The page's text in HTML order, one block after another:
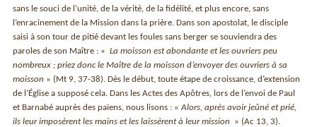
sans le souci de l’unité, de la vérité, de la fidélité, et plus encore, sans
l’enracinement de la Mission dans la prière. Dans son apostolat, le disciple
saisi à son tour de pitié devant les foules sans berger se souviendra des
paroles de son Maître : « La moisson est abondante et les ouvriers peu
nombreux ; priez donc le Maître de la moisson d’envoyer des ouvriers à sa
moisson » (Mt 9, 37-38). Dès le début, toute étape de croissance, d’extension
de l’Église a supposé cela. Dans les Actes des Apôtres, lors de l’envoi de Paul
et Barnabé auprès des païens, nous lisons : «Alors, après avoir jeûné et prié,
ils leur imposèrent les mains et les laissèrent à leur mission
» (Ac 13, 3).